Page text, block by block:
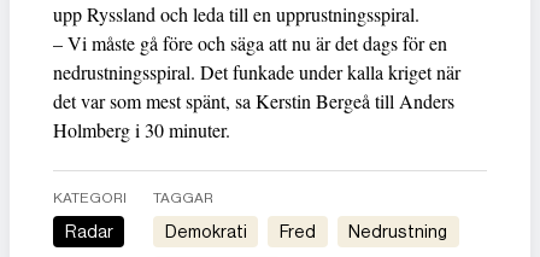
upp Ryssland och leda till en upprustningsspiral.
– Vi måste gå före och säga att nu är det dags för en
nedrustningsspiral. Det funkade under kalla kriget när
det var som mest spänt, sa Kerstin Bergeå till Anders
Holmberg i 30 minuter.
KATEGORI
Radar
TAGGAR
Demokrati Fred Nedrustning